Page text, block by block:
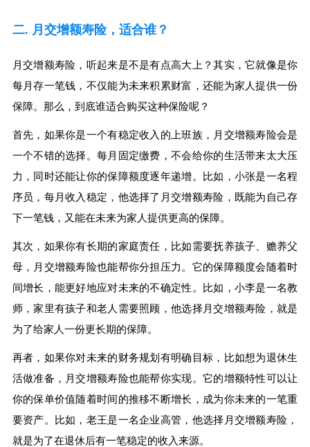
二. 月交增额寿险，适合谁？
月交增额寿险，听起来是不是有点高大上？其实，它就像是你
每月存一笔钱，不仅能为未来积累财富，还能为家人提供一份
保障。那么，到底谁适合购买这种保险呢？
首先，如果你是一个有稳定收入的上班族，月交增额寿险会是
一个不错的选择。每月固定缴费，不会给你的生活带来太大压
力，同时还能让你的保障额度逐年递增。比如，小张是一名程
序员，每月收入稳定，他选择了月交增额寿险，既能为自己存
下一笔钱，又能在未来为家人提供更高的保障。
其次，如果你有长期的家庭责任，比如需要抚养孩子、赡养父
母，月交增额寿险也能帮你分担压力。它的保障额度会随着时
间增长，能更好地应对未来的不确定性。比如，小李是一名教
师，家里有孩子和老人需要照顾，他选择月交增额寿险，就是
为了给家人一份更长期的保障。
再者，如果你对未来的财务规划有明确目标，比如想为退休生
活做准备，月交增额寿险也能帮你实现。它的增额特性可以让
你的保单价值随着时间的推移不断增长，成为你未来的一笔重
要资产。比如，老王是一名企业高管，他选择月交增额寿险，
就是为了在退休后有一笔稳定的收入来源。